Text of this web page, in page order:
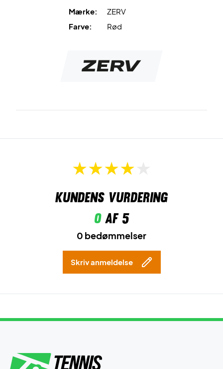
Mærke:
ZERV
Farve:
Rød
Kundens vurdering
0af 5
0 bedømmelser
Skriv anmeldelse